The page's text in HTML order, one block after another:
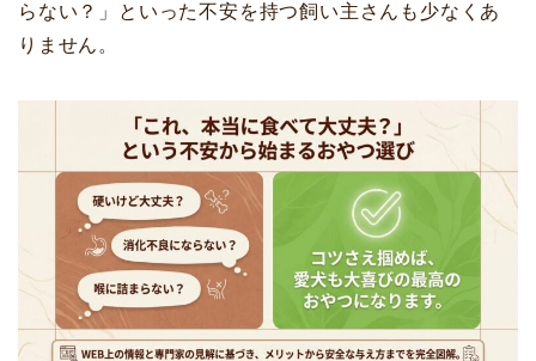
らない？」といった不安を持つ飼い主さんも少なくあ
りません。